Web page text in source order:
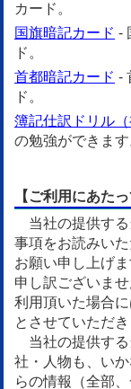
カード。
国旗暗記カード -
ド。
首都暗記カード -
ド。
簿記仕訳ドリル（
の勉強ができます
【ご利用にあたっ
当社の提供する
事項をお読みい
お願い申し上げ
申し訳ございま
利用頂いた場合
とさせていただ
当社の提供する
社・人物も、い
らの情報（全部